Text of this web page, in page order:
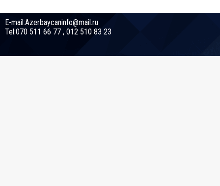
E-mail:Azerbaycaninfo@mail.ru
Tel:070 511 66 77 , 012 510 83 23